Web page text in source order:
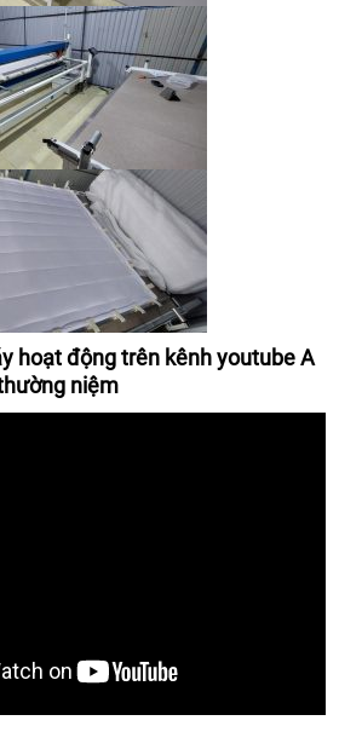
hoạt động trên kênh youtube A
niệm